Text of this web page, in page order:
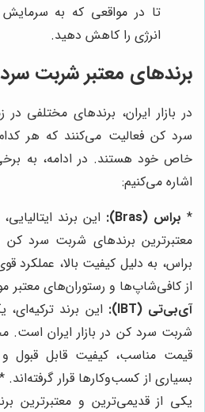
تا در مواقعی که به
انرژی را کاهش دهید.
برندهای معتبر شربت سرد
در بازار ایران، برندهای مختلفی
سرد کن فعالیت می‌کنند که هر
خاص خود هستند. در ادامه، به برخی
اشاره می‌کنیم:
* براس (Bras):
این برند
معتبرترین برندهای شربت سرد
براس، به دلیل کیفیت بالا، عملکرد
از کافی‌شاپ‌ها و رستوران‌های معتبر
آی‌بی‌تی (IBT):
این برند ترکیه‌ای،
شربت سرد کن در بازار ایران است.
قیمت مناسب، کیفیت قابل قبول
بسیاری از کسب‌وکارها قرار
یکی از قدیمی‌ترین و معتبرترین